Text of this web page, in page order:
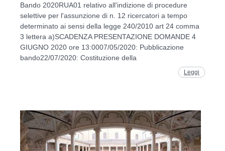
Bando 2020RUA01 relativo all'indizione di procedure
selettive per l'assunzione di n. 12 ricercatori a tempo
determinato ai sensi della legge 240/2010 art 24 comma
3 lettera a)SCADENZA PRESENTAZIONE DOMANDE 4
GIUGNO 2020 ore 13:0007/05/2020: Pubblicazione
bando22/07/2020: Costituzione della
Leggi